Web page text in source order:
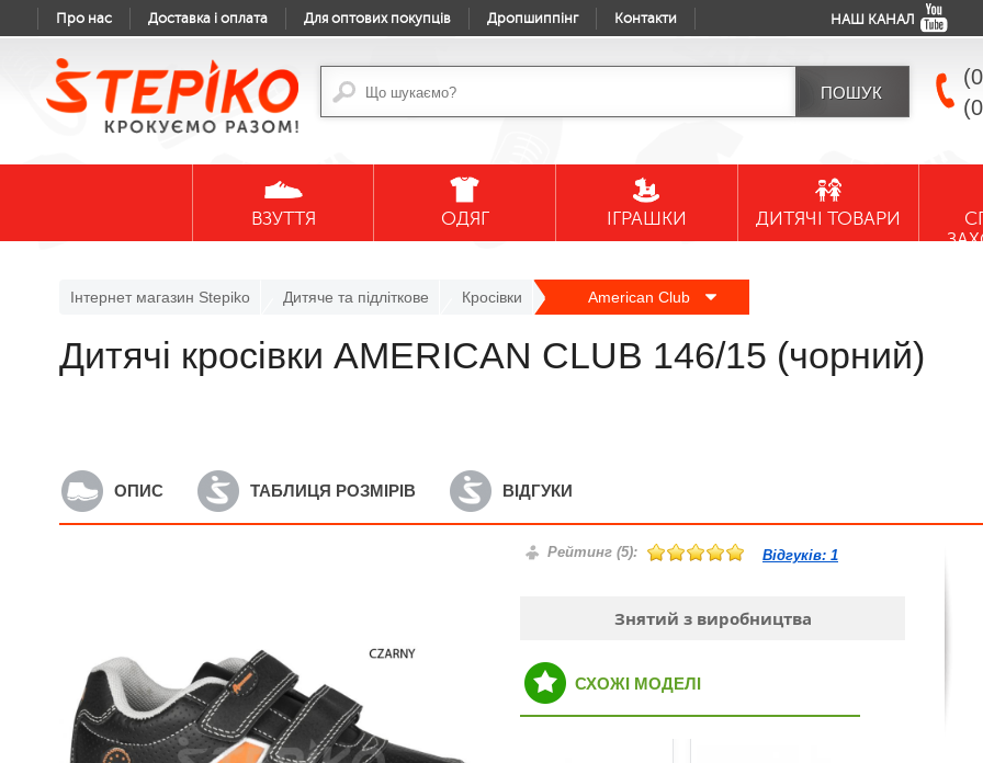
Про нас Доставка і оплата Для оптових покупців Дропшиппінг Контакти НАШ КАНАЛ
ВЗУТТЯ ОДЯГ ІГРАШКИ ДИТЯЧІ ТОВАРИ
Інтернет магазин Stepiko Дитяче та підліткове Кросівки American Club
Дитячі кросівки AMERICAN CLUB 146/15 (чорний)
ОПИС ТАБЛИЦЯ РОЗМІРІВ ВІДГУКИ
Рейтинг (5): Відгуків: 1
Знятий з виробництва
СХОЖІ МОДЕЛІ